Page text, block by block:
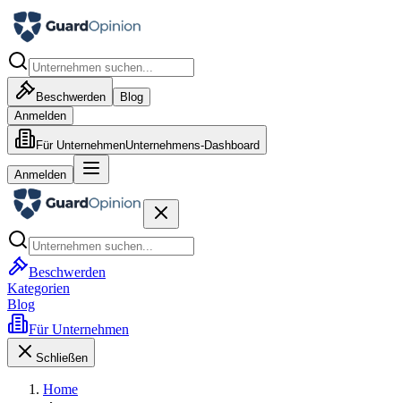
Beschwerden
Blog
Anmelden
Für UnternehmenUnternehmens-Dashboard
Anmelden
Beschwerden
Kategorien
Blog
Für Unternehmen
Schließen
Home